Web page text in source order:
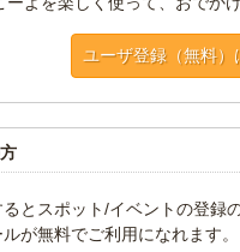
ユーザ登録（無料）
とスポット/イベントの登録
が無料でご利用になれます。